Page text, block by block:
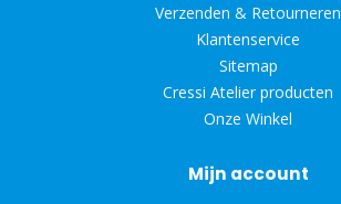
Verzenden & Retourneren
Klantenservice
Sitemap
Cressi Atelier producten
Onze Winkel
Mijn account